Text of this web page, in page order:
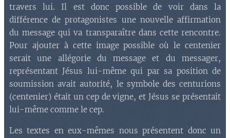
travers lui. Il est donc possible de voir dans la
différence de protagonistes une nouvelle affirmation
du message qui va transparaître dans cette rencontre.
Pour ajouter à cette image possible où le centenier
serait une allégorie du message et du messager,
représentant Jésus lui-même qui par sa position de
soumission avait autorité, le symbole des centurions
(centenier) était un cep de vigne, et Jésus se présentait
lui-même comme le cep.
Les textes en eux-mêmes nous présentent donc un